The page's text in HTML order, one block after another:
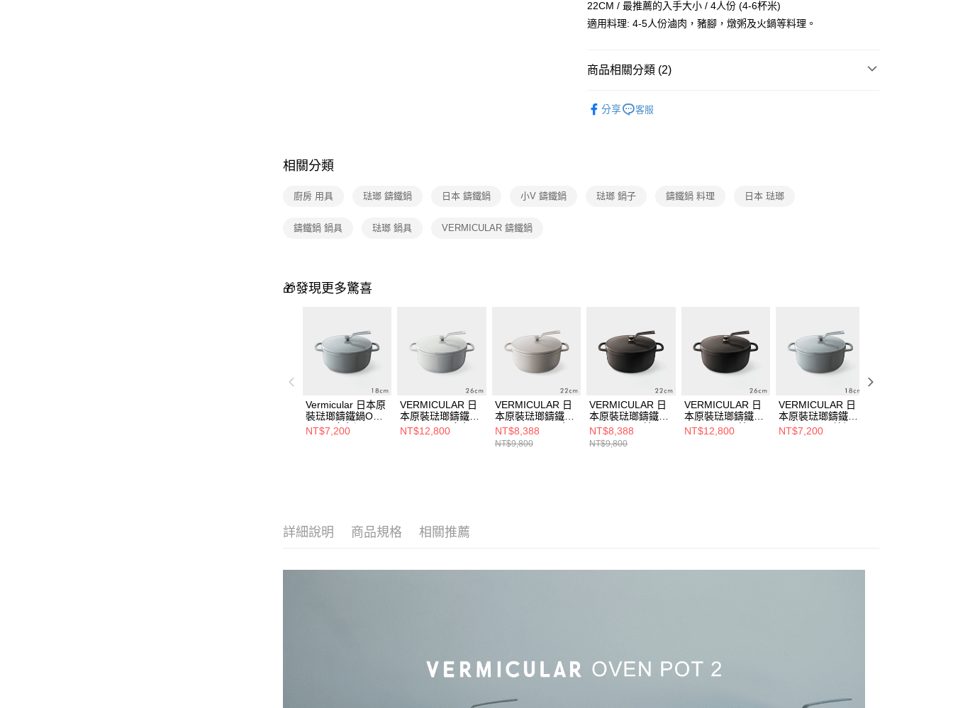
22CM / 最推薦的入手大小 / 4人份 (4-6杯米)
適用料理: 4-5人份滷肉，豬腳，燉粥及火鍋等料理。
商品相關分類 (2)
分享 客服
相關分類
廚房 用具 琺瑯 鑄鐵鍋 日本 鑄鐵鍋 小V 鑄鐵鍋 琺瑯 鍋子 鑄鐵鍋 料理 日本 琺瑯
鑄鐵鍋 鍋具 琺瑯 鍋具 VERMICULAR 鑄鐵鍋
🎁發現更多驚喜
Vermicular 日本原
裝琺瑯鑄鐵鍋OP2
18cm(多色選)
NT$7,200
VERMICULAR 日
本原裝琺瑯鑄鐵鍋
OP2 26cm(多色
NT$12,800
VERMICULAR 日
本原裝琺瑯鑄鐵鍋
OP2 22cm (亞麻
米)
NT$8,388
NT$9,800
VERMICULAR 日
本原裝琺瑯鑄鐵鍋
OP2 22cm (榛子
棕)
NT$8,388
NT$9,800
VERMICULAR 日
本原裝琺瑯鑄鐵鍋
OP2 26cm (榛子
NT$12,800
VERMICULAR 日
本原裝琺瑯鑄鐵鍋
OP2 18cm (牡蠣
NT$7,200
詳細說明 商品規格 相關推薦